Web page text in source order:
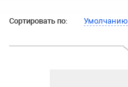
Сортировать по: Умолчанию